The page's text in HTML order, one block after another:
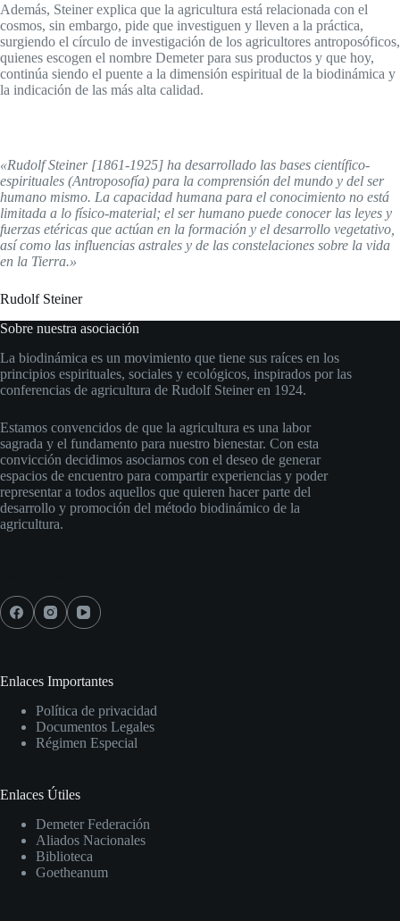
Además, Steiner explica que la agricultura está relacionada con el
cosmos, sin embargo, pide que investiguen y lleven a la práctica,
surgiendo el círculo de investigación de los agricultores antroposóficos,
quienes escogen el nombre Demeter para sus productos y que hoy,
continúa siendo el puente a la dimensión espiritual de la biodinámica y
la indicación de las más alta calidad.
«Rudolf Steiner [1861-1925] ha desarrollado las bases científico-
espirituales (Antroposofía) para la comprensión del mundo y del ser
humano mismo. La capacidad humana para el conocimiento no está
limitada a lo físico-material; el ser humano puede conocer las leyes y
fuerzas etéricas que actúan en la formación y el desarrollo vegetativo,
así como las influencias astrales y de las constelaciones sobre la vida
en la Tierra.»
Rudolf Steiner
Sobre nuestra asociación
La biodinámica es un movimiento que tiene sus raíces en los
principios espirituales, sociales y ecológicos, inspirados por las
conferencias de agricultura de Rudolf Steiner en 1924.
Estamos convencidos de que la agricultura es una labor
sagrada y el fundamento para nuestro bienestar. Con esta
convicción decidimos asociarnos con el deseo de generar
espacios de encuentro para compartir experiencias y poder
representar a todos aquellos que quieren hacer parte del
desarrollo y promoción del método biodinámico de la
agricultura.
Enlaces Importantes
Política de privacidad
Documentos Legales
Régimen Especial
Enlaces Útiles
Demeter Federación
Aliados Nacionales
Biblioteca
Goetheanum